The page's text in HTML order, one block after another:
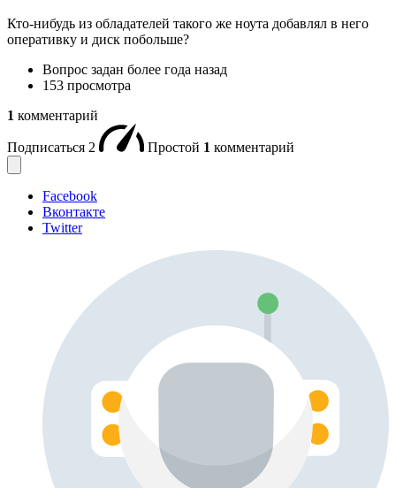
Кто-нибудь из обладателей такого же ноута добавлял в него
оперативку и диск побольше?
Вопрос задан более года назад
153 просмотра
1 комментарий
Подписаться 2 Простой 1 комментарий
Facebook
Вконтакте
Twitter